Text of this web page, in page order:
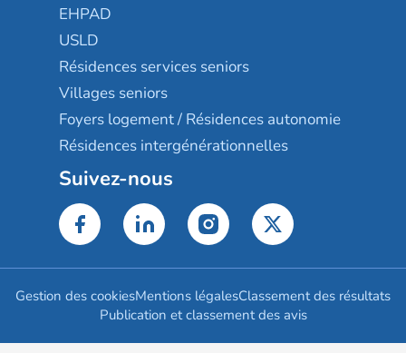
EHPAD
USLD
Résidences services seniors
Villages seniors
Foyers logement / Résidences autonomie
Résidences intergénérationnelles
Suivez-nous
Gestion des cookiesMentions légalesClassement des résultats
Publication et classement des avis